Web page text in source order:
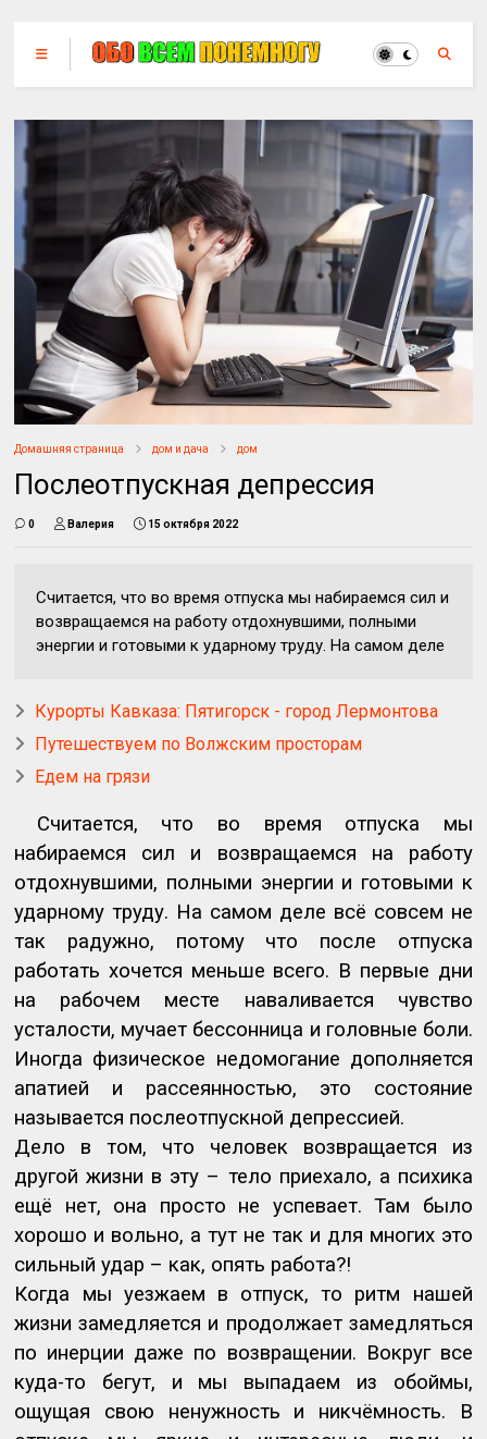
Домашняя страница дом и дача дом
Послеотпускная депрессия
0 Валерия 15 октября 2022
Считается, что во время отпуска мы набираемся сил и
возвращаемся на работу отдохнувшими, полными
энергии и готовыми к ударному труду. На самом деле
Курорты Кавказа: Пятигорск - город Лермонтова
Путешествуем по Волжским просторам
Едем на грязи
Считается, что во время отпуска мы
набираемся сил и возвращаемся на работу
отдохнувшими, полными энергии и готовыми к
ударному труду. На самом деле всё совсем не
так радужно, потому что после отпуска
работать хочется меньше всего. В первые дни
на рабочем месте наваливается чувство
усталости, мучает бессонница и головные боли.
Иногда физическое недомогание дополняется
апатией и рассеянностью, это состояние
называется послеотпускной депрессией.
Дело в том, что человек возвращается из
другой жизни в эту – тело приехало, а психика
ещё нет, она просто не успевает. Там было
хорошо и вольно, а тут не так и для многих это
сильный удар – как, опять работа?!
Когда мы уезжаем в отпуск, то ритм нашей
жизни замедляется и продолжает замедляться
по инерции даже по возвращении. Вокруг все
куда-то бегут, и мы выпадаем из обоймы,
ощущая свою ненужность и никчёмность. В